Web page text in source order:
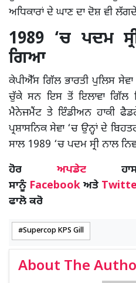
ਅਧਿਕਾਰਾਂ ਦੇ ਘਾਣ ਦਾ ਦੋਸ਼ ਵੀ
1989 ‘ਚ ਪਦਮ
ਗਿਆ
ਕੇਪੀਐੱਸ ਗਿੱਲ ਭਾਰਤੀ ਪੁਲਿਸ
ਚੁੱਕੇ ਸਨ ਇਸ ਤੋਂ ਇਲਾਵਾ ਗਿੱਲ
ਮੈਨੇਜਮੈਂਟ ਤੇ ਇੰਡੀਅਨ ਹਾਕੀ
ਪ੍ਰਸ਼ਾਸਨਿਕ ਸੇਵਾ ‘ਚ ਉਨ੍ਹਾਂ ਦੇ
ਸਾਲ 1989 ‘ਚ ਪਦਮ ਸ੍ਰੀ ਨਾਲ
ਹੋਰ ਅਪਡੇਟ
ਸਾਨੂੰ Facebook ਅਤੇ
ਫਾਲੋ ਕਰੋ
Supercop KPS Gill
About The